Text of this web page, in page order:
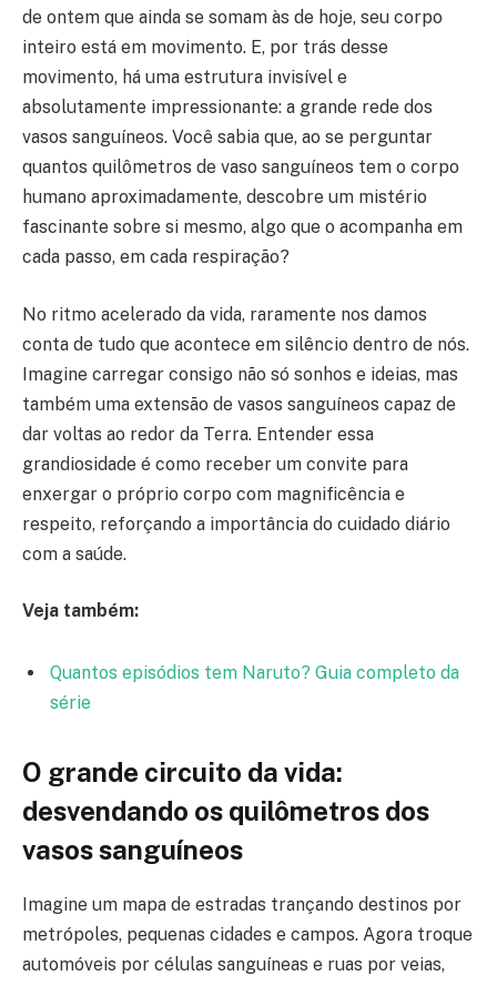
de ontem que ainda se somam às de hoje, seu corpo
inteiro está em movimento. E, por trás desse
movimento, há uma estrutura invisível e
absolutamente impressionante: a grande rede dos
vasos sanguíneos. Você sabia que, ao se perguntar
quantos quilômetros de vaso sanguíneos tem o corpo
humano aproximadamente, descobre um mistério
fascinante sobre si mesmo, algo que o acompanha em
cada passo, em cada respiração?
No ritmo acelerado da vida, raramente nos damos
conta de tudo que acontece em silêncio dentro de nós.
Imagine carregar consigo não só sonhos e ideias, mas
também uma extensão de vasos sanguíneos capaz de
dar voltas ao redor da Terra. Entender essa
grandiosidade é como receber um convite para
enxergar o próprio corpo com magnificência e
respeito, reforçando a importância do cuidado diário
com a saúde.
Veja também:
Quantos episódios tem Naruto? Guia completo da
série
O grande circuito da vida:
desvendando os quilômetros dos
vasos sanguíneos
Imagine um mapa de estradas trançando destinos por
metrópoles, pequenas cidades e campos. Agora troque
automóveis por células sanguíneas e ruas por veias,